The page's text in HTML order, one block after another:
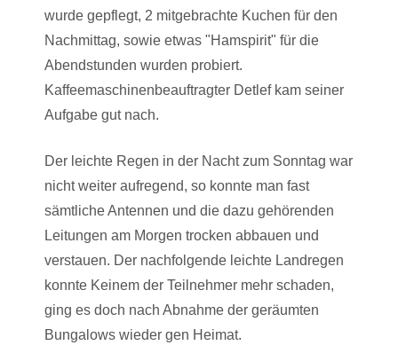
wurde gepflegt, 2 mitgebrachte Kuchen für den
Nachmittag, sowie etwas "Hamspirit" für die
Abendstunden wurden probiert.
Kaffeemaschinenbeauftragter Detlef kam seiner
Aufgabe gut nach.
Der leichte Regen in der Nacht zum Sonntag war
nicht weiter aufregend, so konnte man fast
sämtliche Antennen und die dazu gehörenden
Leitungen am Morgen trocken abbauen und
verstauen. Der nachfolgende leichte Landregen
konnte Keinem der Teilnehmer mehr schaden,
ging es doch nach Abnahme der geräumten
Bungalows wieder gen Heimat.